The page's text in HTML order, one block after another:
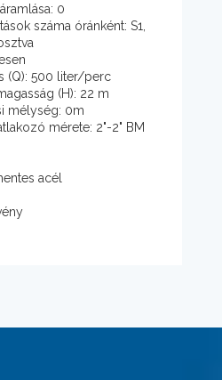
0
száma óránként: S1,
(Q): 500 liter/perc
(H): 22 m
mélység: 0m
mérete: 2"-2" BM
acél